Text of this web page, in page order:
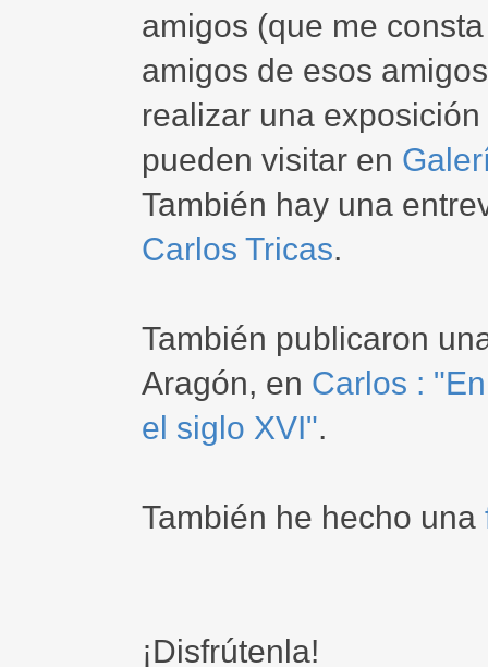
amigos (que me
amigos de esos
realizar una
pueden visitar en
También hay una
Carlos Tricas.
También publicaron
Aragón, en Carlos :
el siglo XVI".
También he hecho una
¡Disfrútenla!